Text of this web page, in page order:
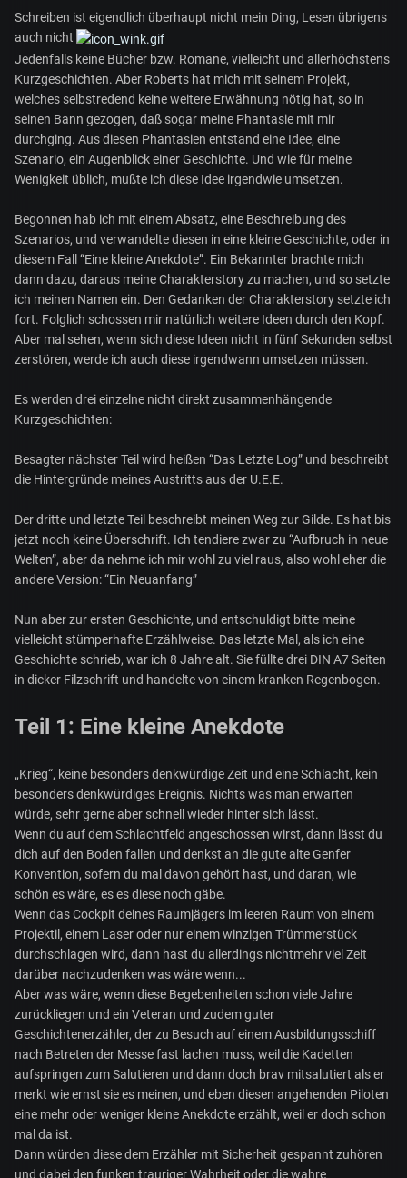
Schreiben ist eigendlich überhaupt nicht mein Ding, Lesen übrigens
auch nicht
Jedenfalls keine Bücher bzw. Romane, vielleicht und allerhöchstens
Kurzgeschichten. Aber Roberts hat mich mit seinem Projekt,
welches selbstredend keine weitere Erwähnung nötig hat, so in
seinen Bann gezogen, daß sogar meine Phantasie mit mir
durchging. Aus diesen Phantasien entstand eine Idee, eine
Szenario, ein Augenblick einer Geschichte. Und wie für meine
Wenigkeit üblich, mußte ich diese Idee irgendwie umsetzen.
Begonnen hab ich mit einem Absatz, eine Beschreibung des
Szenarios, und verwandelte diesen in eine kleine Geschichte, oder in
diesem Fall “Eine kleine Anekdote”. Ein Bekannter brachte mich
dann dazu, daraus meine Charakterstory zu machen, und so setzte
ich meinen Namen ein. Den Gedanken der Charakterstory setzte ich
fort. Folglich schossen mir natürlich weitere Ideen durch den Kopf.
Aber mal sehen, wenn sich diese Ideen nicht in fünf Sekunden selbst
zerstören, werde ich auch diese irgendwann umsetzen müssen.
Es werden drei einzelne nicht direkt zusammenhängende
Kurzgeschichten:
Besagter nächster Teil wird heißen “Das Letzte Log” und beschreibt
die Hintergründe meines Austritts aus der U.E.E.
Der dritte und letzte Teil beschreibt meinen Weg zur Gilde. Es hat bis
jetzt noch keine Überschrift. Ich tendiere zwar zu “Aufbruch in neue
Welten”, aber da nehme ich mir wohl zu viel raus, also wohl eher die
andere Version: “Ein Neuanfang”
Nun aber zur ersten Geschichte, und entschuldigt bitte meine
vielleicht stümperhafte Erzählweise. Das letzte Mal, als ich eine
Geschichte schrieb, war ich 8 Jahre alt. Sie füllte drei DIN A7 Seiten
in dicker Filzschrift und handelte von einem kranken Regenbogen.
Teil 1: Eine kleine Anekdote
„Krieg“, keine besonders denkwürdige Zeit und eine Schlacht, kein
besonders denkwürdiges Ereignis. Nichts was man erwarten
würde, sehr gerne aber schnell wieder hinter sich lässt.
Wenn du auf dem Schlachtfeld angeschossen wirst, dann lässt du
dich auf den Boden fallen und denkst an die gute alte Genfer
Konvention, sofern du mal davon gehört hast, und daran, wie
schön es wäre, es es diese noch gäbe.
Wenn das Cockpit deines Raumjägers im leeren Raum von einem
Projektil, einem Laser oder nur einem winzigen Trümmerstück
durchschlagen wird, dann hast du allerdings nichtmehr viel Zeit
darüber nachzudenken was wäre wenn...
Aber was wäre, wenn diese Begebenheiten schon viele Jahre
zurückliegen und ein Veteran und zudem guter
Geschichtenerzähler, der zu Besuch auf einem Ausbildungsschiff
nach Betreten der Messe fast lachen muss, weil die Kadetten
aufspringen zum Salutieren und dann doch brav mitsalutiert als er
merkt wie ernst sie es meinen, und eben diesen angehenden Piloten
eine mehr oder weniger kleine Anekdote erzählt, weil er doch schon
mal da ist.
Dann würden diese dem Erzähler mit Sicherheit gespannt zuhören
und dabei den funken trauriger Wahrheit oder die wahre